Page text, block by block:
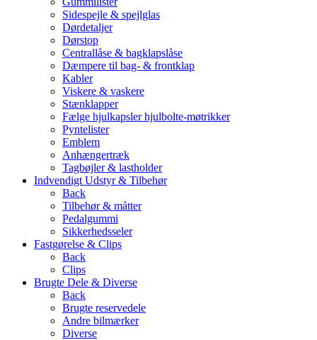
Sidespejle & spejlglas
Dørdetaljer
Dørstop
Centrallåse & bagklapslåse
Dæmpere til bag- & frontklap
Kabler
Viskere & vaskere
Stænklapper
Fælge hjulkapsler hjulbolte-møtrikker
Pyntelister
Emblem
Anhængertræk
Tagbøjler & lastholder
Indvendigt Udstyr & Tilbehør
Back
Tilbehør & måtter
Pedalgummi
Sikkerhedsseler
Fastgørelse & Clips
Back
Clips
Brugte Dele & Diverse
Back
Brugte reservedele
Andre bilmærker
Diverse